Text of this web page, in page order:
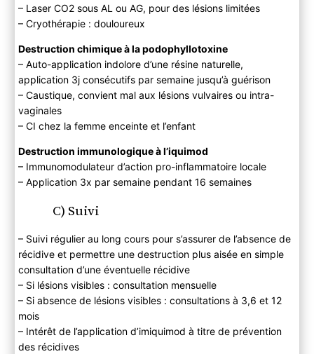
– Laser CO2 sous AL ou AG, pour des lésions limitées
– Cryothérapie : douloureux
Destruction chimique à la podophyllotoxine
– Auto-application indolore d’une résine naturelle,
application 3j consécutifs par semaine jusqu’à guérison
– Caustique, convient mal aux lésions vulvaires ou intra-
vaginales
– CI chez la femme enceinte et l’enfant
Destruction immunologique à l’iquimod
– Immunomodulateur d’action pro-inflammatoire locale
– Application 3x par semaine pendant 16 semaines
C) Suivi
– Suivi régulier au long cours pour s’assurer de l’absence de
récidive et permettre une destruction plus aisée en simple
consultation d’une éventuelle récidive
– Si lésions visibles : consultation mensuelle
– Si absence de lésions visibles : consultations à 3,6 et 12
mois
– Intérêt de l’application d’imiquimod à titre de prévention
des récidives